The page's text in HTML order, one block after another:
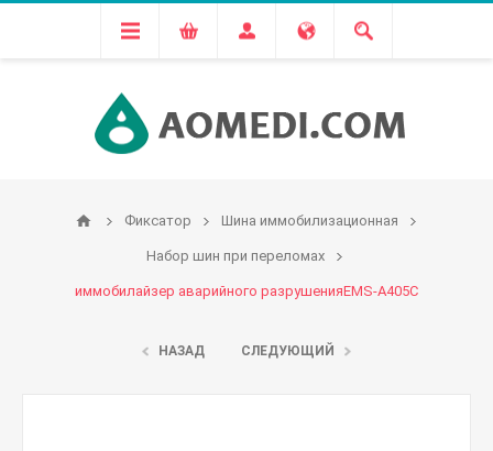
Фиксатор Шина иммобилизационная
Набор шин при переломах
иммобилайзер аварийного разрушенияEMS-A405C
НАЗАД СЛЕДУЮЩИЙ